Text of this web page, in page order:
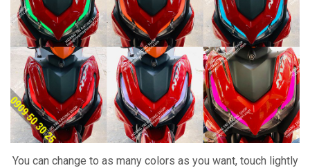
You can change to as many colors as you want, touch lightly